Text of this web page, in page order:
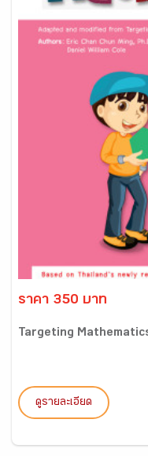
ราคา 350 บาท
Targeting
ดูรายละเอียด